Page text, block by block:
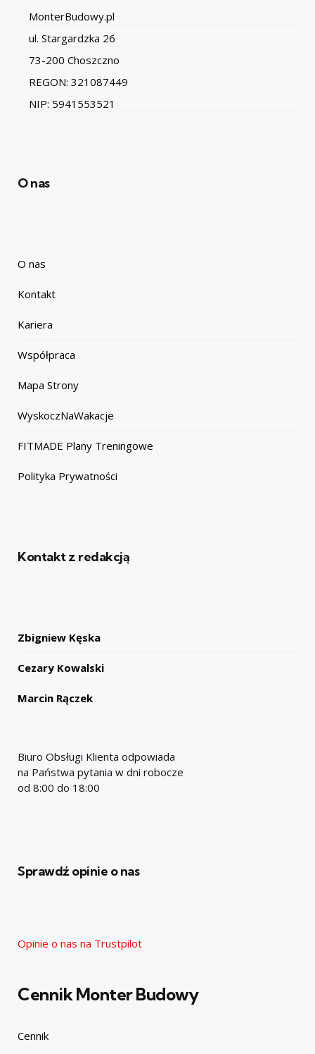
MonterBudowy.pl
ul. Stargardzka 26
73-200 Choszczno
REGON: 321087449
NIP: 5941553521
O nas
O nas
Kontakt
Kariera
Współpraca
Mapa Strony
WyskoczNaWakacje
FITMADE Plany Treningowe
Polityka Prywatności
Kontakt z redakcją
Zbigniew Kęska
Cezary Kowalski
Marcin Rączek
Biuro Obsługi Klienta odpowiada
na Państwa pytania w dni robocze
od 8:00 do 18:00
Sprawdź opinie o nas
Opinie o nas na Trustpilot
Cennik Monter Budowy
Cennik